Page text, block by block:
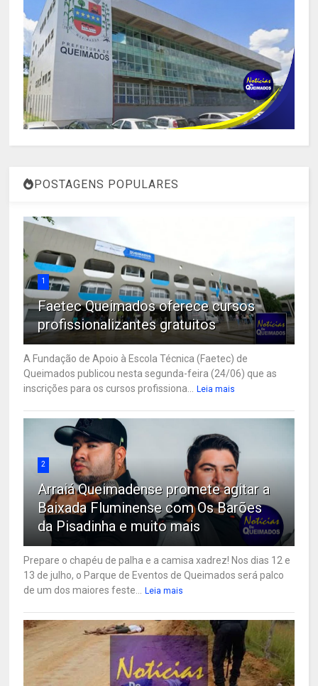
POSTAGENS POPULARES
1
Faetec Queimados oferece cursos
profissionalizantes gratuitos
A Fundação de Apoio à Escola Técnica (Faetec) de
Queimados publicou nesta segunda-feira (24/06) que as
inscrições para os cursos profissiona...
Leia mais
2
Arraiá Queimadense promete agitar a
Baixada Fluminense com Os Barões
da Pisadinha e muito mais
Prepare o chapéu de palha e a camisa xadrez! Nos dias 12 e
13 de julho, o Parque de Eventos de Queimados será palco
de um dos maiores feste...
Leia mais